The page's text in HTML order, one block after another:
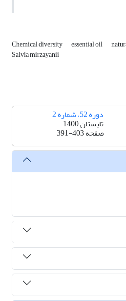
Chemical diversity essential oil
Salvia mirzayanii‎
دوره 52، شماره 2
تابستان 1400
صفحه391-403